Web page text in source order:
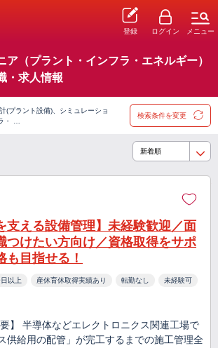
登録 ログイン メニュー
ア（プラント・インフラ・エネルギー）
・求人情報
(プラント設備)、シミュレーショ
・ …
検索条件を変更
支える設備管理】未経験歓迎／面
つけたい方向け／資格取得をサポ
も目指せる！
以上 産休育休取得実績あり 転勤なし 未経験可
】 半導体などエレクトロニクス関連工場で
供給用の配管」が完工するまでの施工管理全